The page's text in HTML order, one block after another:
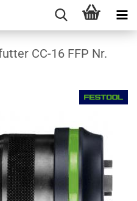
CC-16 FFP Nr.